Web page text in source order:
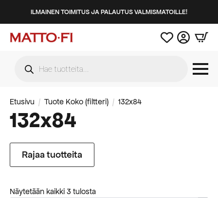
ILMAINEN TOIMITUS JA PALAUTUS VALMISMATOILLE!
search
Etusivu Tuote Koko (filtteri) 132x84
132x84
Rajaa tuotteita
Näytetään kaikki 3 tulostaSuosituimmat